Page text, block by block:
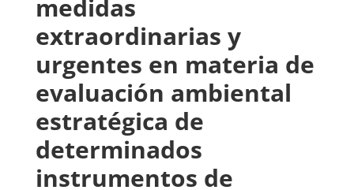
medidas
extraordinarias y
urgentes en materia de
evaluación ambiental
estratégica de
determinados
instrumentos de